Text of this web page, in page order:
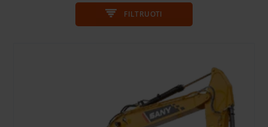
FILTRUOTI